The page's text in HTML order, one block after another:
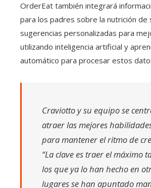
OrderEat también integrará
para los padres sobre la nutrición de
sugerencias personalizadas para
utilizando inteligencia artificial y
automático para procesar estos
Craviotto y su equipo se
atraer las mejores
para mantener el ritmo de
“La clave es traer el máximo
los que ya lo han hecho en
lugares se han apuntado